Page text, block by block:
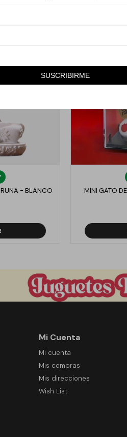
SUSCRIBIRME
- BLANCO
MINI GATO
Mi Cuenta
Mi cuenta
Mis compras
Mis direcciones
Wish List